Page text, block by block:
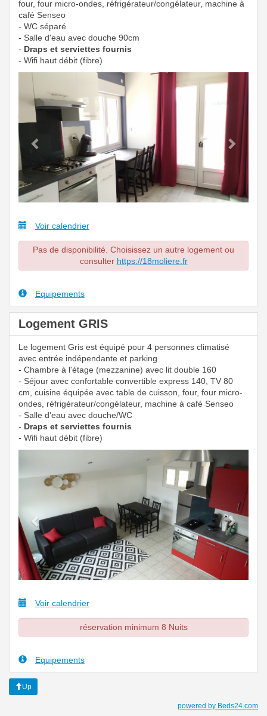
four, four micro-ondes, réfrigérateur/congélateur, machine à
café Senseo
- WC séparé
- Salle d'eau avec douche 90cm
- Draps et serviettes fournis
- Wifi haut débit (fibre)
Voir calendrier
Pas de disponibilité. Choisissez un autre logement ou
consulter https://18moliere.fr
Equipements
Logement GRIS
Le logement Gris est équipé pour 4 personnes climatisé
avec entrée indépendante et parking
- Chambre à l'étage (mezzanine) avec lit double 160
- Séjour avec confortable convertible express 140, TV 80
cm, cuisine équipée avec table de cuisson, four, four micro-
ondes, réfrigérateur/congélateur, machine à café Senseo
- Salle d'eau avec douche/WC
- Draps et serviettes fournis
- Wifi haut débit (fibre)
Voir calendrier
réservation minimum 8 Nuits
Equipements
Up
powered by Beds24.com